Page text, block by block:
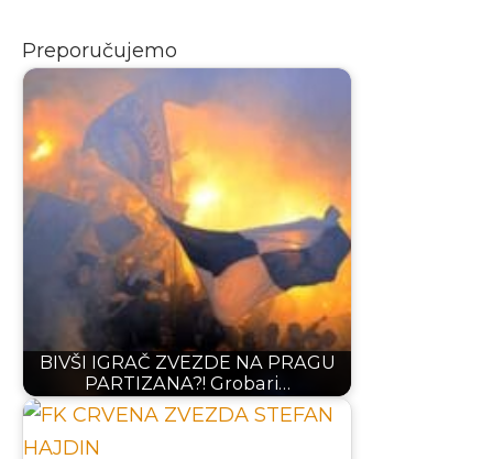
Preporučujemo
BIVŠI IGRAČ ZVEZDE NA PRAGU
PARTIZANA?! Grobari…